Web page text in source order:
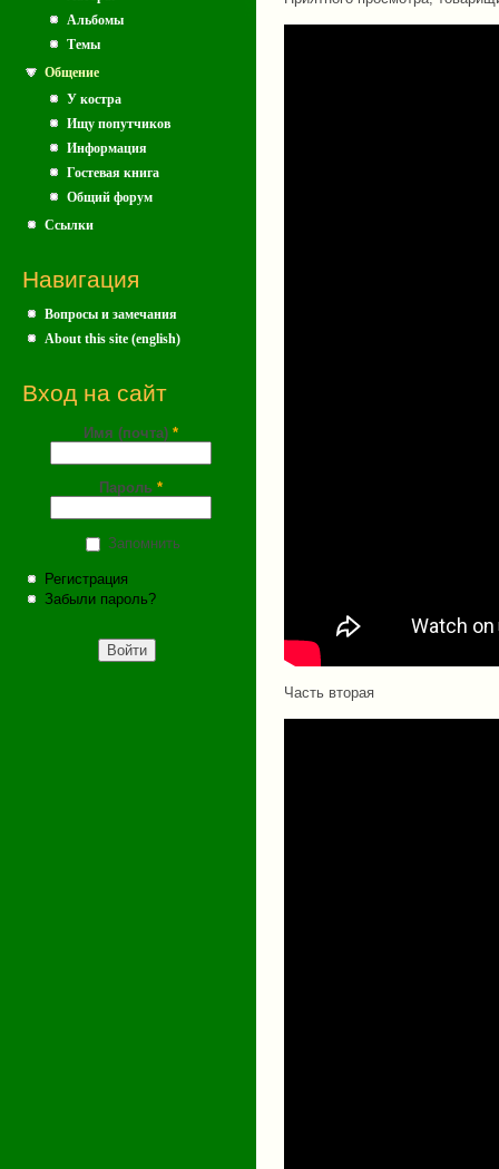
Альбомы
Темы
Общение
У костра
Ищу попутчиков
Информация
Гостевая книга
Общий форум
Ссылки
Навигация
Вопросы и замечания
About this site (english)
Вход на сайт
Имя (почта) *
Пароль *
Запомнить
Регистрация
Забыли пароль?
Часть вторая